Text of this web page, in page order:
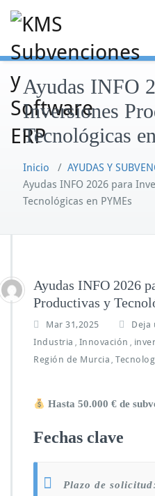
contenido
Ayudas INFO
Inversiones
Tecnológicas
Inicio / AYUDAS Y
Ayudas INFO 2026 para
Tecnológicas en PYMEs
Ayudas INFO 2026
Productivas y
Mar 31,2025 Deja
Industria Innovación
Región de Murcia
Hasta 50.000 € de
Fechas clave
Plazo de solicitud